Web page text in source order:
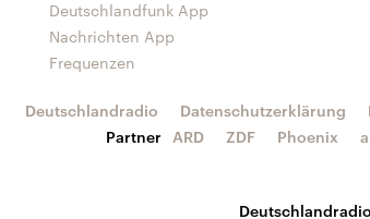
Deutschlandfunk App
Nachrichten App
Frequenzen
Deutschlandradio Datenschutzerklärung
Partner
ARD ZDF Phoenix